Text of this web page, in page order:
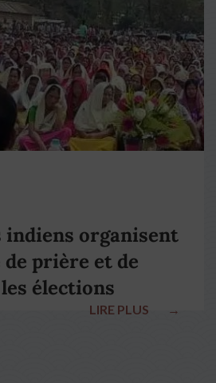
indiens organisent
prière et de
élections
LIRE PLUS →